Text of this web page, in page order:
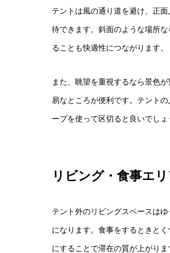
テントは風の通り道を避け、正
待できます。斜面のような場所
ることも快適性につながります。
また、眺望を重視するなら景色
易なところが便利です。テント
ープを使って区切ると良いでしょ
リビング・食事エ
テント外のリビングスペースは
になります。食事をするときと
にすることで滞在の質が上がりま